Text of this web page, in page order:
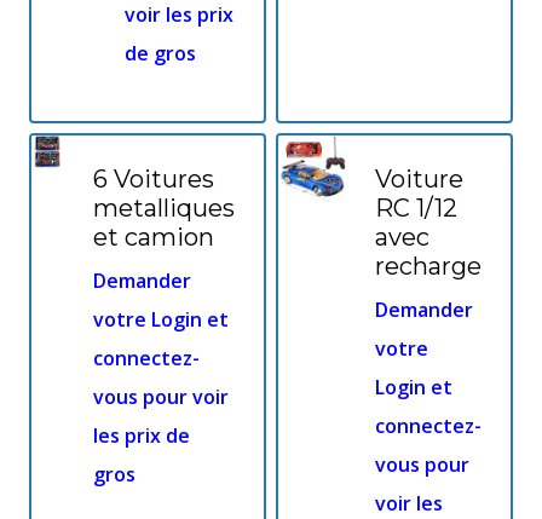
voir les prix
de gros
6 Voitures
metalliques
et camion
Demander
votre Login et
connectez-
vous pour voir
les prix de
gros
Voiture
RC 1/12
avec
recharge
Demander
votre
Login et
connectez-
vous pour
voir les